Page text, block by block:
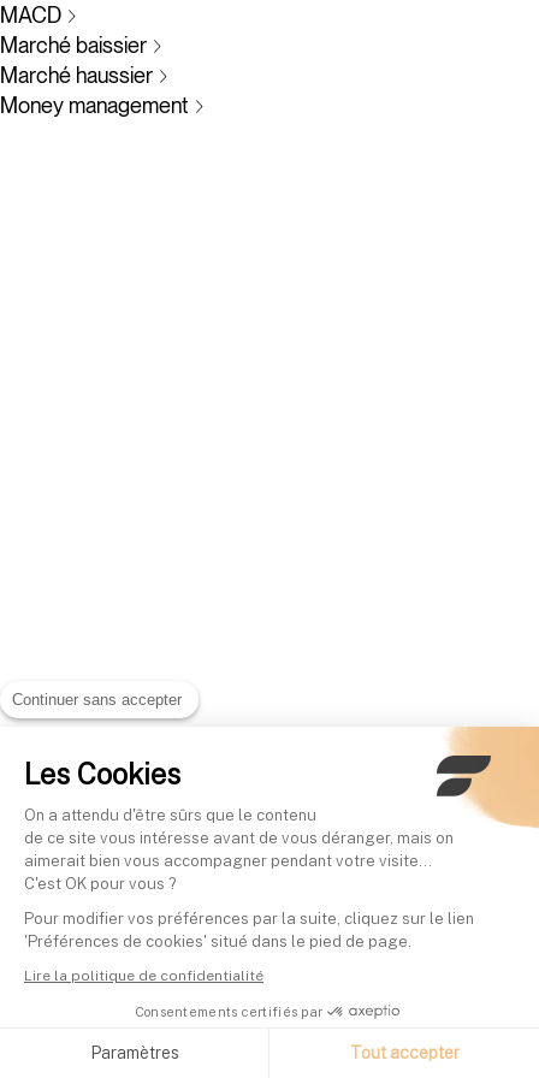
Continuer sans accepter
Les Cookies
On a attendu d'être sûrs que le contenu
de ce site vous intéresse avant de vous déranger, mais on
aimerait bien vous accompagner pendant votre visite...
C'est OK pour vous ?
Pour modifier vos préférences par la suite, cliquez sur le lien
'Préférences de cookies' situé dans le pied de page.
Lire la politique de confidentialité
Consentements certifiés par
Paramètres Tout accepter
MACD
Marché baissier
Marché haussier
Money management